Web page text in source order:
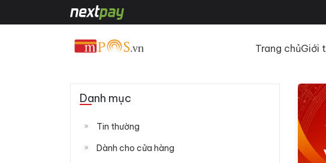
Trang chủGiới
Danh mục
Tin thường
Dành cho cửa hàng